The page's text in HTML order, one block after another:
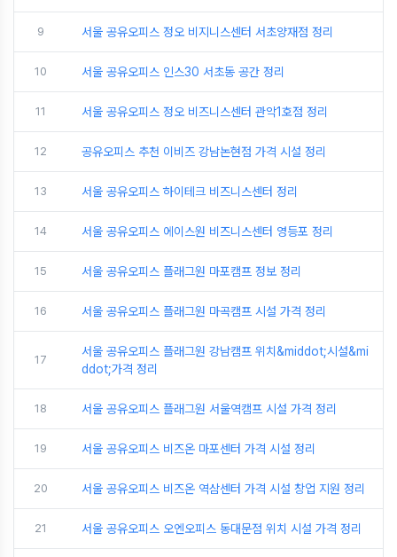
9 서울 공유오피스 정오 비지니스센터 서초양재점 정리
10 서울 공유오피스 인스30 서초동 공간 정리
11 서울 공유오피스 정오 비즈니스센터 관악1호점 정리
12 공유오피스 추천 이비즈 강남논현점 가격 시설 정리
13 서울 공유오피스 하이테크 비즈니스센터 정리
14 서울 공유오피스 에이스원 비즈니스센터 영등포 정리
15 서울 공유오피스 플래그원 마포캠프 정보 정리
16 서울 공유오피스 플래그원 마곡캠프 시설 가격 정리
17
서울 공유오피스 플래그원 강남캠프 위치&middot;시설&mi
ddot;가격 정리
18 서울 공유오피스 플래그원 서울역캠프 시설 가격 정리
19 서울 공유오피스 비즈온 마포센터 가격 시설 정리
20 서울 공유오피스 비즈온 역삼센터 가격 시설 창업 지원 정리
21 서울 공유오피스 오엔오피스 동대문점 위치 시설 가격 정리